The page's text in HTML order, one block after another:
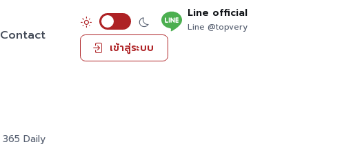
Line official
Line @topvery
เข้าสู่ระบบ
Contact
Daily